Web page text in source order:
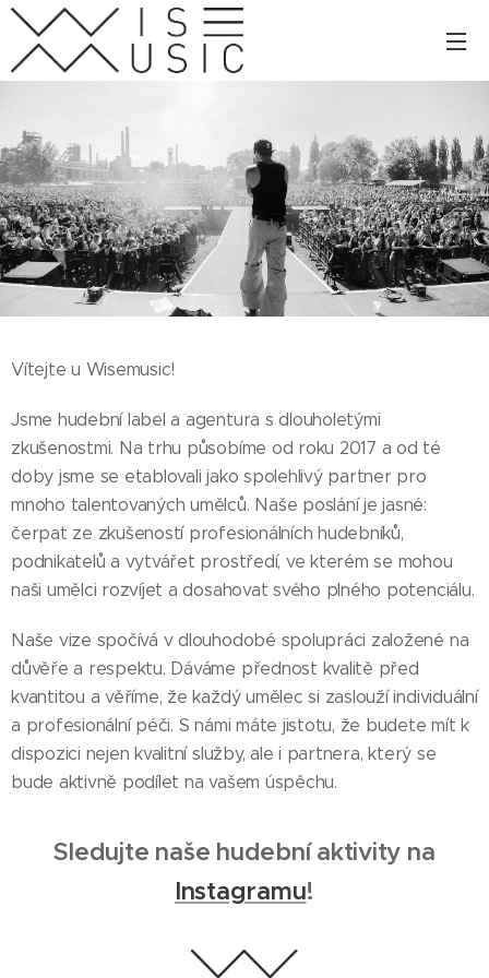
Vítejte u Wisemusic!
Jsme hudební label a agentura s dlouholetými
zkušenostmi. Na trhu působíme od roku 2017 a od té
doby jsme se etablovali jako spolehlivý partner pro
mnoho talentovaných umělců. Naše poslání je jasné:
čerpat ze zkušeností profesionálních hudebníků,
podnikatelů a vytvářet prostředí, ve kterém se mohou
naši umělci rozvíjet a dosahovat svého plného potenciálu.
Naše vize spočívá v dlouhodobé spolupráci založené na
důvěře a respektu. Dáváme přednost kvalitě před
kvantitou a věříme, že každý umělec si zaslouží individuální
a profesionální péči. S námi máte jistotu, že budete mít k
dispozici nejen kvalitní služby, ale i partnera, který se
bude aktivně podílet na vašem úspěchu.
Sledujte naše hudební aktivity na
Instagramu!